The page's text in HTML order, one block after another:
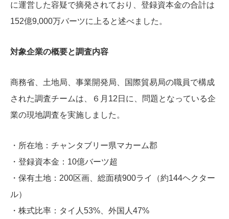
に運営した容疑で摘発されており、登録資本金の合計は
152億9,000万バーツに上ると述べました。
対象企業の概要と調査内容
商務省、土地局、事業開発局、国際貿易局の職員で構成
された調査チームは、６月12日に、問題となっている企
業の現地調査を実施しました。
・所在地：チャンタブリー県マカーム郡
・登録資本金：10億バーツ超
・保有土地：200区画、総面積900ライ（約144ヘクター
ル）
・株式比率：タイ人53%、外国人47%